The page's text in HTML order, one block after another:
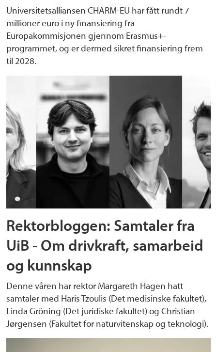
Universitetsalliansen CHARM-EU har fått rundt 7
millioner euro i ny finansiering fra
Europakommisjonen gjennom Erasmus+-
programmet, og er dermed sikret finansiering frem
til 2028.
Rektorbloggen: Samtaler fra
UiB - Om drivkraft, samarbeid
og kunnskap
Denne våren har rektor Margareth Hagen hatt
samtaler med Haris Tzoulis (Det medisinske fakultet),
Linda Gröning (Det juridiske fakultet) og Christian
Jørgensen (Fakultet for naturvitenskap og teknologi).